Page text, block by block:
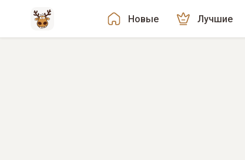
Новые Лучшие